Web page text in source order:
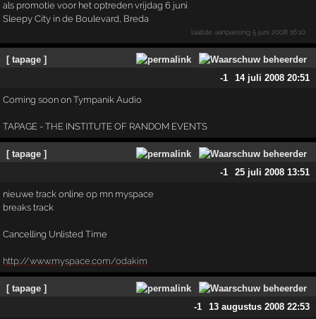
als promotie voor het optreden vrijdag 6 juni
Sleepy City in de Boulevard, Breda
laatste aanpassing5 juni 2008 16:10
[ tapage ]
-1
14 juli 2008 20:51
Coming soon on Tympanik Audio
TAPAGE - THE INSTITUTE OF RANDOM EVENTS
[ tapage ]
-1
25 juli 2008 13:51
nieuwe track online op mn myspace
breaks track
Cancelling Unlisted Time
http://www.myspace.com/odakim
[ tapage ]
-1
13 augustus 2008 22:53